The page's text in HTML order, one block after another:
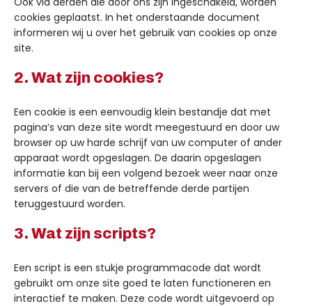
cookies geplaatst. In het onderstaande document
informeren wij u over het gebruik van cookies op onze
site.
2. Wat zijn cookies?
Een cookie is een eenvoudig klein bestandje dat met
pagina’s van deze site wordt meegestuurd en door uw
browser op uw harde schrijf van uw computer of ander
apparaat wordt opgeslagen. De daarin opgeslagen
informatie kan bij een volgend bezoek weer naar onze
servers of die van de betreffende derde partijen
teruggestuurd worden.
3. Wat zijn scripts?
Een script is een stukje programmacode dat wordt
gebruikt om onze site goed te laten functioneren en
interactief te maken. Deze code wordt uitgevoerd op